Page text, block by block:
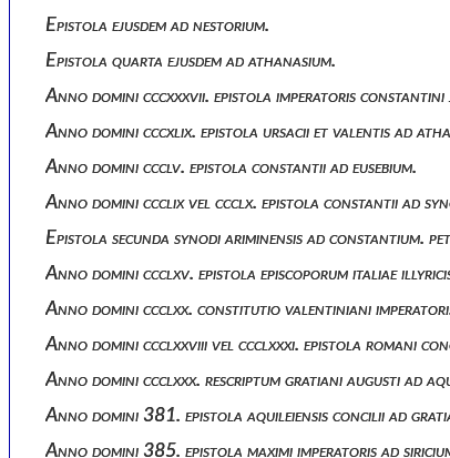
Epistola ejusdem ad nestorium.
Epistola quarta ejusdem ad athanasium.
Anno domini cccxxxvii. epistola imperatoris
Anno domini cccxlix. epistola ursacii et valentis ad
Anno domini ccclv. epistola constantii ad eusebium.
Anno domini ccclix vel ccclx. epistola constantii ad
Epistola secunda synodi ariminensis ad constantium.
Anno domini ccclxv. epistola episcoporum italiae
Anno domini ccclxx. constitutio valentiniani
Anno domini ccclxxviii vel ccclxxxi. epistola romani
Anno domini ccclxxx. rescriptum gratiani augusti ad
Anno domini 381. epistola aquileiensis concilii ad
Anno domini 385. epistola maximi imperatoris ad